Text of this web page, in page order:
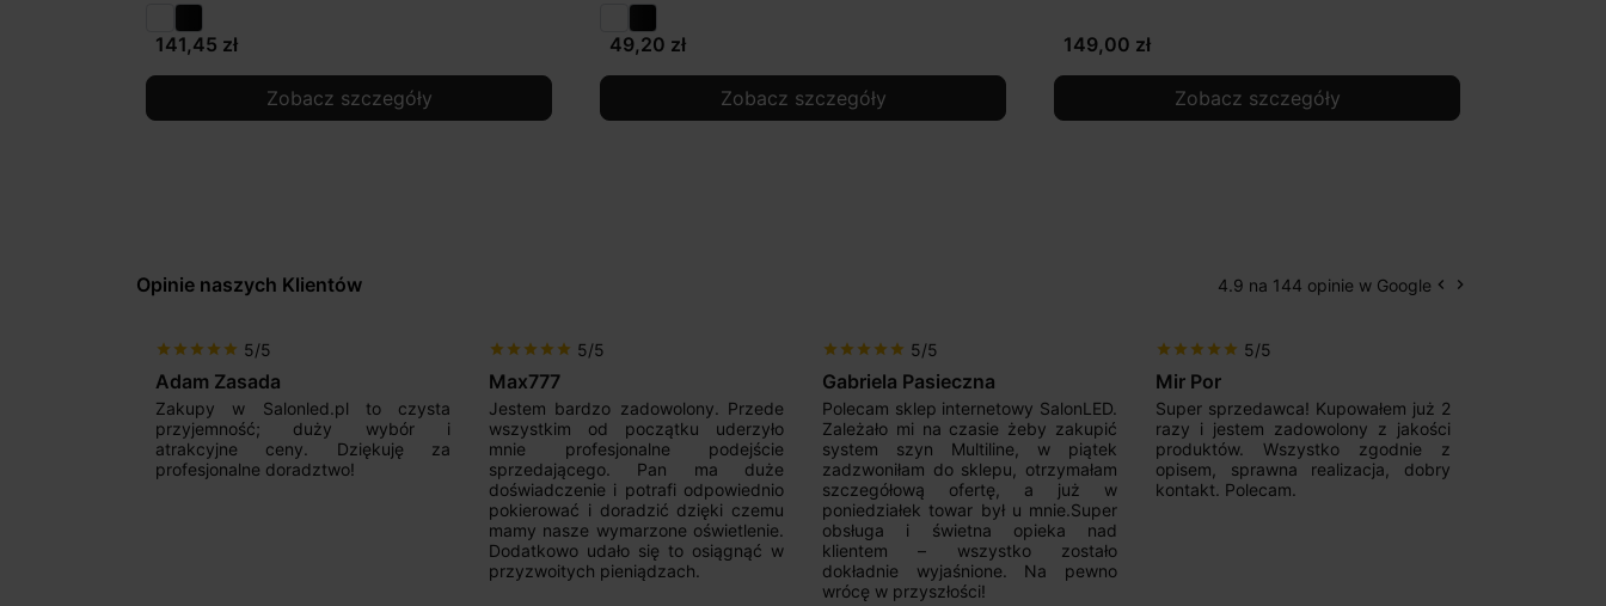
141,45 zł
Zobacz szczegóły
49,20 zł
Zobacz szczegóły
149,00 zł
Zobacz szczegóły
Opinie naszych Klientów 4.9 na 144 opinie w Google Poprzedni
keyboard_arrow_left Następny
keyboard_arrow_right
star star star star star 5/5
Adam Zasada
Zakupy w Salonled.pl to czysta
przyjemność; duży wybór i
atrakcyjne ceny. Dziękuję za
profesjonalne doradztwo!
star star star star star 5/5
Max777
Jestem bardzo zadowolony. Przede
wszystkim od początku uderzyło
mnie profesjonalne podejście
sprzedającego. Pan ma duże
doświadczenie i potrafi odpowiednio
pokierować i doradzić dzięki czemu
mamy nasze wymarzone oświetlenie.
Dodatkowo udało się to osiągnąć w
przyzwoitych pieniądzach.
star star star star star 5/5
Gabriela Pasieczna
Polecam sklep internetowy SalonLED.
Zależało mi na czasie żeby zakupić
system szyn Multiline, w piątek
zadzwoniłam do sklepu, otrzymałam
szczegółową ofertę, a już w
poniedziałek towar był u mnie.Super
obsługa i świetna opieka nad
klientem – wszystko zostało
dokładnie wyjaśnione. Na pewno
wrócę w przyszłości!
star star star star star 5/5
Mir Por
Super sprzedawca! Kupowałem już 2
razy i jestem zadowolony z jakości
produktów. Wszystko zgodnie z
opisem, sprawna realizacja, dobry
kontakt. Polecam.